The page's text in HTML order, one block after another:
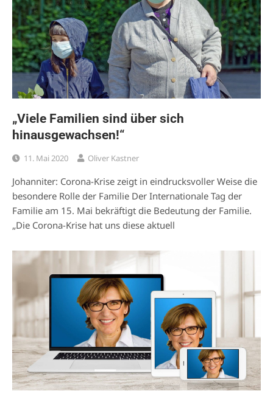
„Viele Familien sind über sich
hinausgewachsen!“
11. Mai 2020 Oliver Kastner
Johanniter: Corona-Krise zeigt in eindrucksvoller Weise die
besondere Rolle der Familie Der Internationale Tag der
Familie am 15. Mai bekräftigt die Bedeutung der Familie.
„Die Corona-Krise hat uns diese aktuell